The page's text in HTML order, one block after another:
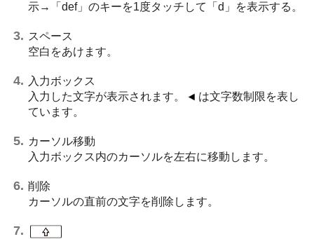
示→「def」のキーを1度タッチして「d」を表示する。
スペース
空白をあけます。
入力ボックス
入力した文字が表示されます。
は文字数制限を表し
ています。
カーソル移動
入力ボックス内のカーソルを左右に移動します。
削除
カーソルの直前の文字を削除します。